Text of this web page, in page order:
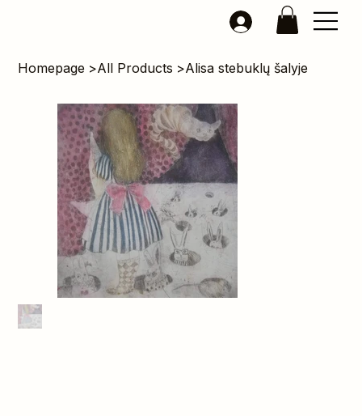
Homepage >All Products >Alisa stebuklų šalyje